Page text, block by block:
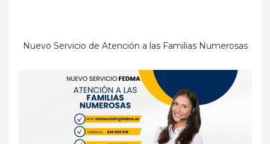
Nuevo Servicio de Atención a las Familias Numerosas